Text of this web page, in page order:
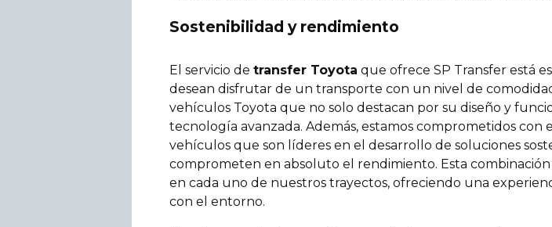
Sostenibilidad y rendimiento
El servicio de transfer Toyota que ofrece SP Transfer está
desean disfrutar de un transporte con un nivel de
vehículos Toyota que no solo destacan por su diseño y
tecnología avanzada. Además, estamos comprometidos
vehículos que son líderes en el desarrollo de soluciones
comprometen en absoluto el rendimiento. Esta
en cada uno de nuestros trayectos, ofreciendo una
con el entorno.